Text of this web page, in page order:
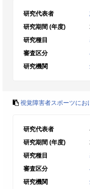
研究代表者
研究期間 (年度)
研究種目
審査区分
研究機関
視覚障害者スポーツに
研究代表者
研究期間 (年度)
研究種目
審査区分
研究機関